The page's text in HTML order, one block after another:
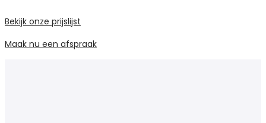
Bekijk onze prijslijst
Maak nu een afspraak